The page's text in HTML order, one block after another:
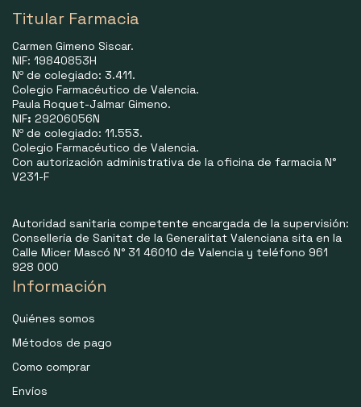
Titular Farmacia
Carmen Gimeno Siscar.
NIF: 19840853H
Nº de colegiado: 3.411.
Colegio Farmacéutico de Valencia.
Paula Roquet-Jalmar Gimeno.
NIF: 29206056N
Nº de colegiado: 11.553.
Colegio Farmacéutico de Valencia.
Con autorización administrativa de la oficina de farmacia N°
V231-F
Autoridad sanitaria competente encargada de la supervisión:
Consellería de Sanitat de la Generalitat Valenciana sita en la
Calle Micer Mascó N° 31 46010 de Valencia y teléfono 961
928 000
Información
Quiénes somos
Métodos de pago
Como comprar
Envíos